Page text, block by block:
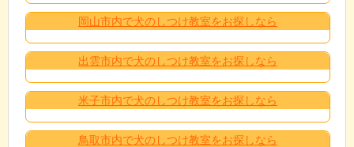
岡山市内で犬のしつけ教室をお探しなら
出雲市内で犬のしつけ教室をお探しなら
米子市内で犬のしつけ教室をお探しなら
鳥取市内で犬のしつけ教室をお探しなら